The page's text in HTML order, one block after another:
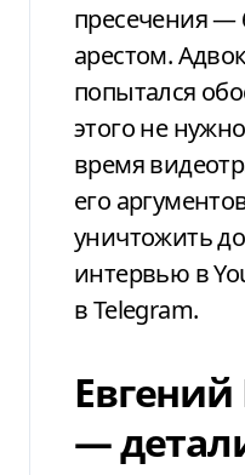
пресечения —
арестом.
попытался
этого не
время
его
уничтожить
интервью в
в Telegram.
—